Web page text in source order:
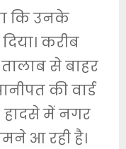
कि उनके
करीब
से बाहर
की वार्ड
हादसे में नगर
आ रही है।